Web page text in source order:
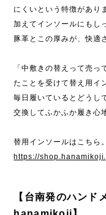
にくいという特徴があり
加えてインソールにもし
豚革とこの厚みが、快適
「中敷きの替えって売
たことを受けて替え用イ
毎日履いているとどうし
交換してふかふか履き心
替用インソールはこちら。
https://
【台南発のハンド